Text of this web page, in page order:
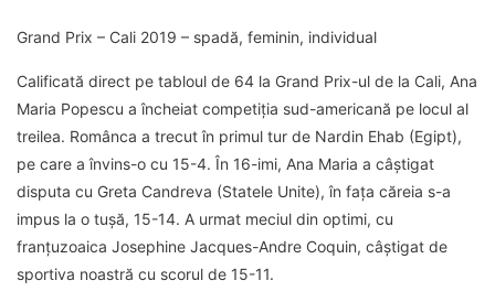
Grand Prix – Cali 2019 – spadă, feminin, individual
Calificată direct pe tabloul de 64 la Grand Prix-ul de la Cali, Ana
Maria Popescu a încheiat competiția sud-americană pe locul al
treilea. Românca a trecut în primul tur de Nardin Ehab (Egipt),
pe care a învins-o cu 15-4. În 16-imi, Ana Maria a câștigat
disputa cu Greta Candreva (Statele Unite), în fața căreia s-a
impus la o tușă, 15-14. A urmat meciul din optimi, cu
franțuzoaica Josephine Jacques-Andre Coquin, câștigat de
sportiva noastră cu scorul de 15-11.